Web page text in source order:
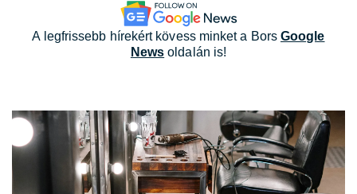
A legfrissebb hírekért kövess minket a BorsGoogle
News oldalán is!